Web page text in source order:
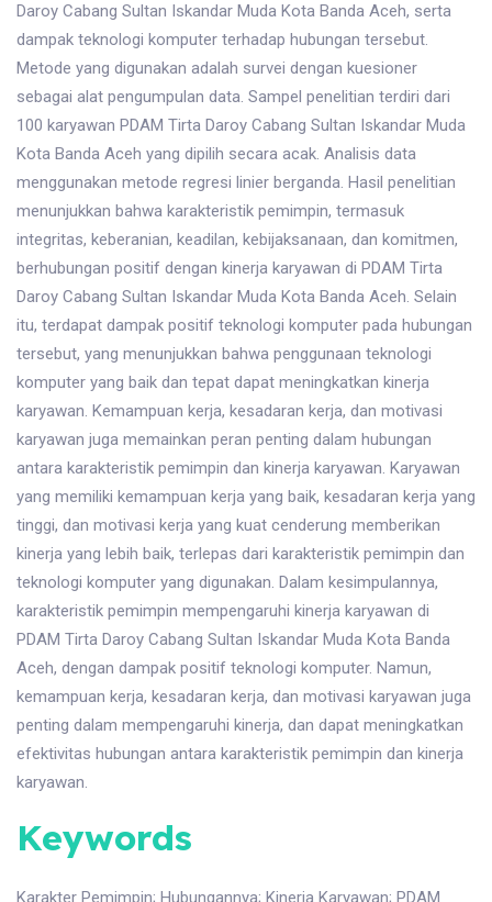
Daroy Cabang Sultan Iskandar Muda Kota Banda Aceh, serta
dampak teknologi komputer terhadap hubungan tersebut.
Metode yang digunakan adalah survei dengan kuesioner
sebagai alat pengumpulan data. Sampel penelitian terdiri dari
100 karyawan PDAM Tirta Daroy Cabang Sultan Iskandar Muda
Kota Banda Aceh yang dipilih secara acak. Analisis data
menggunakan metode regresi linier berganda. Hasil penelitian
menunjukkan bahwa karakteristik pemimpin, termasuk
integritas, keberanian, keadilan, kebijaksanaan, dan komitmen,
berhubungan positif dengan kinerja karyawan di PDAM Tirta
Daroy Cabang Sultan Iskandar Muda Kota Banda Aceh. Selain
itu, terdapat dampak positif teknologi komputer pada hubungan
tersebut, yang menunjukkan bahwa penggunaan teknologi
komputer yang baik dan tepat dapat meningkatkan kinerja
karyawan. Kemampuan kerja, kesadaran kerja, dan motivasi
karyawan juga memainkan peran penting dalam hubungan
antara karakteristik pemimpin dan kinerja karyawan. Karyawan
yang memiliki kemampuan kerja yang baik, kesadaran kerja yang
tinggi, dan motivasi kerja yang kuat cenderung memberikan
kinerja yang lebih baik, terlepas dari karakteristik pemimpin dan
teknologi komputer yang digunakan. Dalam kesimpulannya,
karakteristik pemimpin mempengaruhi kinerja karyawan di
PDAM Tirta Daroy Cabang Sultan Iskandar Muda Kota Banda
Aceh, dengan dampak positif teknologi komputer. Namun,
kemampuan kerja, kesadaran kerja, dan motivasi karyawan juga
penting dalam mempengaruhi kinerja, dan dapat meningkatkan
efektivitas hubungan antara karakteristik pemimpin dan kinerja
karyawan.
Keywords
Karakter Pemimpin; Hubungannya; Kinerja Karyawan; PDAM